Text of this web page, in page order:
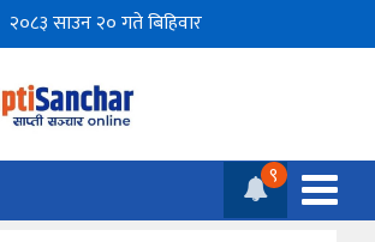
२०८३ साउन २० गते बिहिवार
९